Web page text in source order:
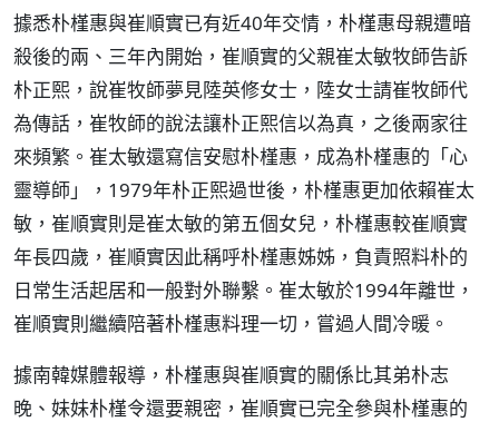
據悉朴槿惠與崔順實已有近40年交情，朴槿惠母親遭暗
殺後的兩、三年內開始，崔順實的父親崔太敏牧師告訴
朴正熙，說崔牧師夢見陸英修女士，陸女士請崔牧師代
為傳話，崔牧師的說法讓朴正熙信以為真，之後兩家往
來頻繁。崔太敏還寫信安慰朴槿惠，成為朴槿惠的「心
靈導師」，1979年朴正熙過世後，朴槿惠更加依賴崔太
敏，崔順實則是崔太敏的第五個女兒，朴槿惠較崔順實
年長四歲，崔順實因此稱呼朴槿惠姊姊，負責照料朴的
日常生活起居和一般對外聯繫。崔太敏於1994年離世，
崔順實則繼續陪著朴槿惠料理一切，嘗過人間冷暖。
據南韓媒體報導，朴槿惠與崔順實的關係比其弟朴志
晚、妹妹朴槿令還要親密，崔順實已完全參與朴槿惠的